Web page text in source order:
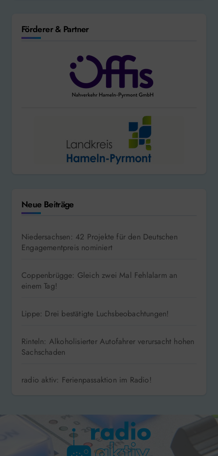
Förderer & Partner
Neue Beiträge
Niedersachsen: 42 Projekte für den Deutschen
Engagementpreis nominiert
Coppenbrügge: Gleich zwei Mal Fehlalarm an
einem Tag!
Lippe: Drei bestätigte Luchsbeobachtungen!
Rinteln: Alkoholisierter Autofahrer verursacht hohen
Sachschaden
radio aktiv: Ferienpassaktion im Radio!